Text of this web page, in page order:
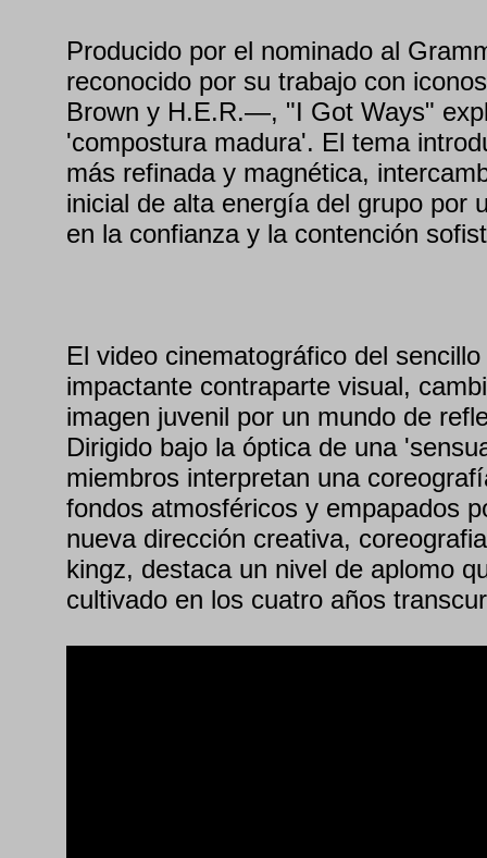
Producido por el nominado al
reconocido por su trabajo con
Brown y H.E.R.—, "I Got Ways"
'compostura madura'. El tema
más refinada y magnética,
inicial de alta energía del grupo por
en la confianza y la contención
El video cinematográfico del
impactante contraparte visual,
imagen juvenil por un mundo de
Dirigido bajo la óptica de una
miembros interpretan una
fondos atmosféricos y empapados
nueva dirección creativa,
kingz, destaca un nivel de aplomo
cultivado en los cuatro años